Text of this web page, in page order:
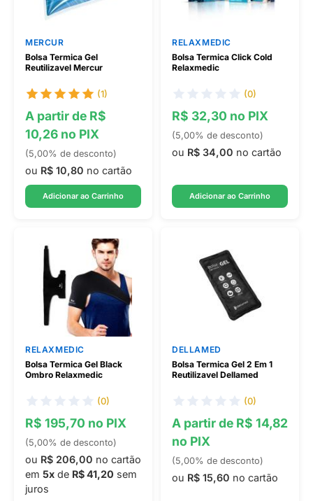
MERCUR
Bolsa Termica Gel
Reutilizavel Mercur
(1)
A partir de R$
10,26 no PIX
(5,00% de desconto)
ou R$ 10,80 no cartão
Adicionar ao Carrinho
RELAXMEDIC
Bolsa Termica Click Cold
Relaxmedic
(0)
R$ 32,30 no PIX
(5,00% de desconto)
ou R$ 34,00 no cartão
Adicionar ao Carrinho
RELAXMEDIC
Bolsa Termica Gel Black
Ombro Relaxmedic
(0)
R$ 195,70 no PIX
(5,00% de desconto)
ou R$ 206,00 no cartão
em 5x de R$ 41,20 sem
juros
DELLAMED
Bolsa Termica Gel 2 Em 1
Reutilizavel Dellamed
(0)
A partir de R$ 14,82
no PIX
(5,00% de desconto)
ou R$ 15,60 no cartão